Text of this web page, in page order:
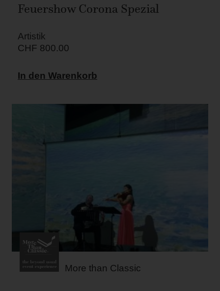
Feuershow Corona Spezial
Artistik
CHF 800.00
In den Warenkorb
More than Classic